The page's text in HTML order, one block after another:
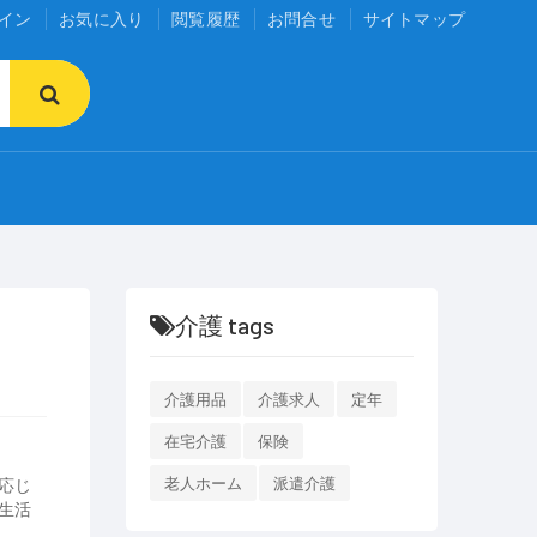
ン お気に入り 閲覧履歴 お問合せ サイトマップ
じ
活
介護 tags
介護用品 介護求人 定年
在宅介護 保険
老人ホーム 派遣介護